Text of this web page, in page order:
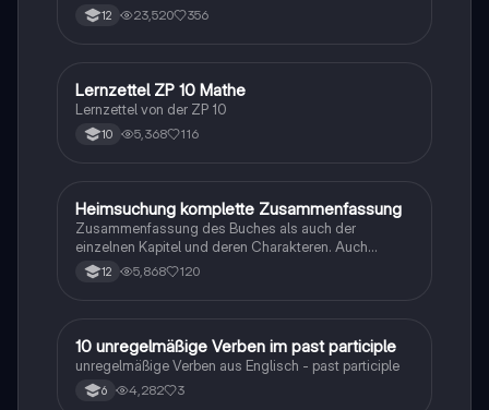
12 23,520 356
Mathe
Lernzettel ZP 10 Mathe
Lernzettel von der ZP 10
10 5,368 116
Deutsch
Heimsuchung komplette Zusammenfassung
Zusammenfassung des Buches als auch der
einzelnen Kapitel und deren Charakteren. Auch
tabellarisch. Im Unterricht ohne KI erstellt
12 5,868 120
1 Englisch
10 unregelmäßige Verben im past participle
unregelmäßige Verben aus Englisch - past participle
6 4,282 3